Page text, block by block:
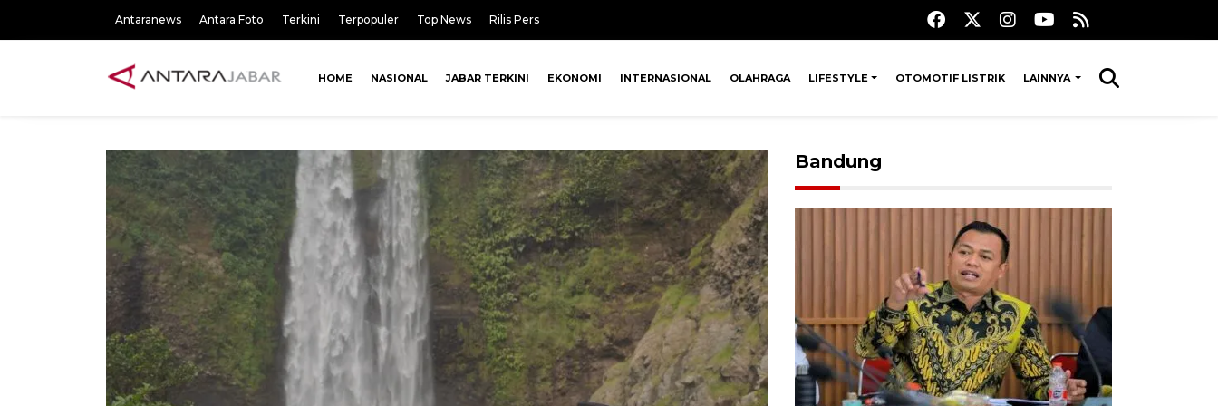
Antaranews Antara Foto Terkini Terpopuler Top News Rilis Pers
HOME NASIONAL JABAR TERKINI EKONOMI INTERNASIONAL OLAHRAGA LIFESTYLE OTOMOTIF LISTRIK LAINNYA
Bandung